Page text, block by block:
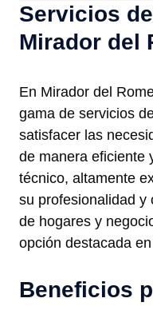
Servicios
Mirador del
En Mirador del
gama de servicios
satisfacer las
de manera eficiente
técnico, altamente
su profesionalidad y
de hogares y
opción destacada
Beneficios